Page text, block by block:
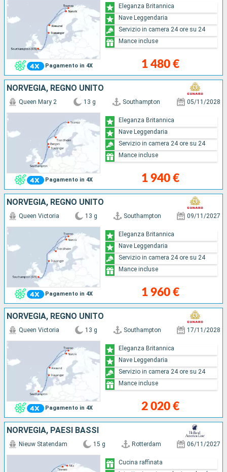
Pagamento in 4X 1 480 €
Eleganza Britannica
Nave Leggendaria
Servizio in camera 24 ore su 24
Mance incluse
NORVEGIA, REGNO UNITO
Pagamento in 4X
Queen Mary 2 13 g Southampton 05/11/2028
1 940 €
Eleganza Britannica
Nave Leggendaria
Servizio in camera 24 ore su 24
Mance incluse
NORVEGIA, REGNO UNITO
Pagamento in 4X
Queen Victoria 13 g Southampton 09/11/2027
1 960 €
Eleganza Britannica
Nave Leggendaria
Servizio in camera 24 ore su 24
Mance incluse
NORVEGIA, REGNO UNITO
Pagamento in 4X
Queen Victoria 13 g Southampton 17/11/2028
2 020 €
Eleganza Britannica
Nave Leggendaria
Servizio in camera 24 ore su 24
Mance incluse
NORVEGIA, PAESI BASSI
Nieuw Statendam 15 g Rotterdam 06/11/2027
Cucina raffinata